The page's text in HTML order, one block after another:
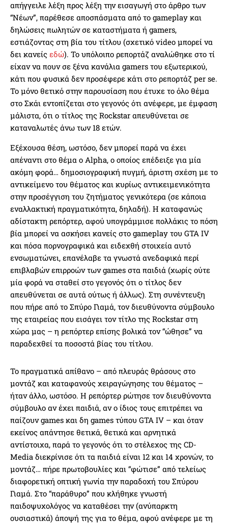
απήγγειλε λέξη προς λέξη την εισαγωγή στο άρθρο των
“Νέων”, παρέθεσε αποσπάσματα από το gameplay και
δηλώσεις πωλητών σε καταστήματα ή gamers,
εστιάζοντας στη βία του τίτλου (σχετικό video μπορεί να
δει κανείς εδώ). Το υπόλοιπο ρεπορτάζ αναλώθηκε στο τί
είχαν να πουν σε ξένα κανάλια gamers του εξωτερικού,
κάτι που φυσικά δεν προσέφερε κάτι στο ρεπορτάζ per se.
Το μόνο θετικό στην παρουσίαση που έτυχε το όλο θέμα
στο Σκάι εντοπίζεται στο γεγονός ότι ανέφερε, με έμφαση
μάλιστα, ότι ο τίτλος της Rockstar απευθύνεται σε
καταναλωτές άνω των 18 ετών.
Eξέχουσα θέση, ωστόσο, δεν μπορεί παρά να έχει
απέναντι στο θέμα ο Alpha, ο οποίος επέδειξε για μία
ακόμη φορά… δημοσιογραφική πυγμή, άριστη σχέση με το
αντικείμενο του θέματος και κυρίως αντικειμενικότητα
στην προσέγγιση του ζητήματος γενικότερα (σε κάποια
εναλλακτική πραγματικότητα, δηλαδή). Η καταφανώς
αδίστακτη ρεπόρτερ, αφού υπογράμμισε πολλάκις το πόση
βία μπορεί να ασκήσει κανείς στο gameplay του GTA IV
και πόσα πορνογραφικά και ειδεχθή στοιχεία αυτό
ενσωματώνει, επανέλαβε τα γνωστά ανεδαφικά περί
επιβλαβών επιρροών των games στα παιδιά (χωρίς ούτε
μία φορά να σταθεί στο γεγονός ότι ο τίτλος δεν
απευθύνεται σε αυτά ούτως ή άλλως). Στη συνέντευξη
που πήρε από το Σπύρο Γιαμά, τον διευθύνοντα σύμβουλο
της εταιρείας που εισάγει τον τίτλο της Rockstar στη
χώρα μας – η ρεπόρτερ επίσης βολικά τον “ώθησε” να
παραδεχθεί τα ποσοστά βίας του τίτλου.
Το πραγματικά απίθανο – από πλευράς θράσους στο
μοντάζ και καταφανούς χειραγώγησης του θέματος –
ήταν άλλο, ωστόσο. Η ρεπόρτερ ρώτησε τον διευθύνοντα
σύμβουλο αν έχει παιδιά, αν ο ίδιος τους επιτρέπει να
παίζουν games και δη games τύπου GTA IV – και όταν
εκείνος απάντησε θετικά, θετικά και αρνητικά
αντίστοιχα, παρά το γεγονός ότι το στέλεχος της CD-
Media διεκρίνισε ότι τα παιδιά είναι 12 και 14 χρονών, το
μοντάζ… πήρε πρωτοβουλίες και “φώτισε” από τελείως
διαφορετική οπτική γωνία την παραδοχή του Σπύρου
Γιαμά. Στο “παράθυρο” που κλήθηκε γνωστή
παιδοψυχολόγος να καταθέσει την (ανύπαρκτη
ουσιαστικά) άποψή της για το θέμα, αφού ανέφερε με τη